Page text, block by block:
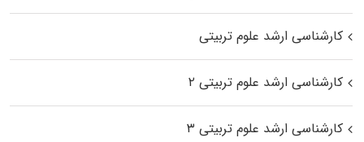
کارشناسی ارشد علوم تربیتی
کارشناسی ارشد علوم تربیتی ۲
کارشناسی ارشد علوم تربیتی ۳